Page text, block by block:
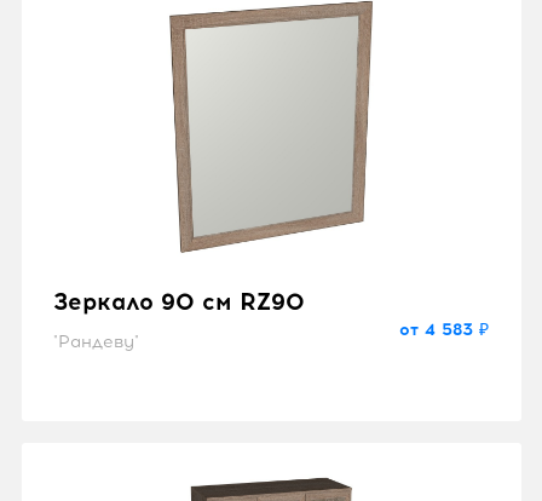
Зеркало 90 см RZ90
"Рандеву"
от 4 583 ₽